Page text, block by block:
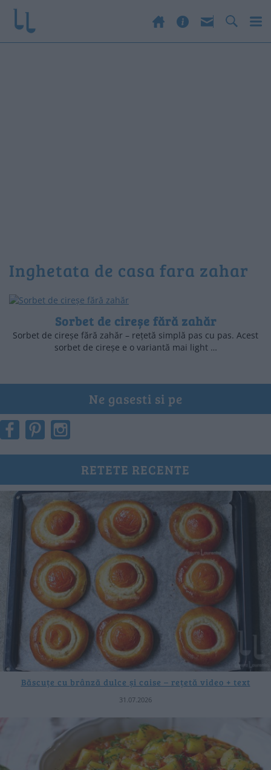
inghetata de casa fara zahar
Sorbet de cireșe fără zahăr
Sorbet de cireșe fără zahăr – rețetă simplă pas cu pas. Acest
sorbet de cireșe e o variantă mai light …
Ne gasesti si pe
RETETE RECENTE
Băscuțe cu brânză dulce și caise – rețetă video + text
31.07.2026